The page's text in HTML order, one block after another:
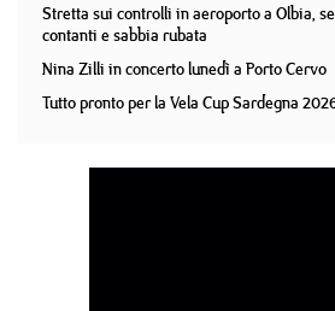
Stretta sui controlli in aeroporto a Olbia,
contanti e sabbia rubata
Nina Zilli in concerto lunedì a Porto Cervo
Tutto pronto per la Vela Cup Sardegna